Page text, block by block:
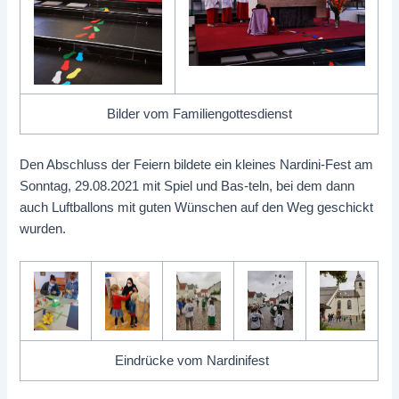
Bilder vom Familiengottesdienst
Den Abschluss der Feiern bildete ein kleines Nardini-Fest am
Sonntag, 29.08.2021 mit Spiel und Bas-teln, bei dem dann
auch Luftballons mit guten Wünschen auf den Weg geschickt
wurden.
Eindrücke vom Nardinifest